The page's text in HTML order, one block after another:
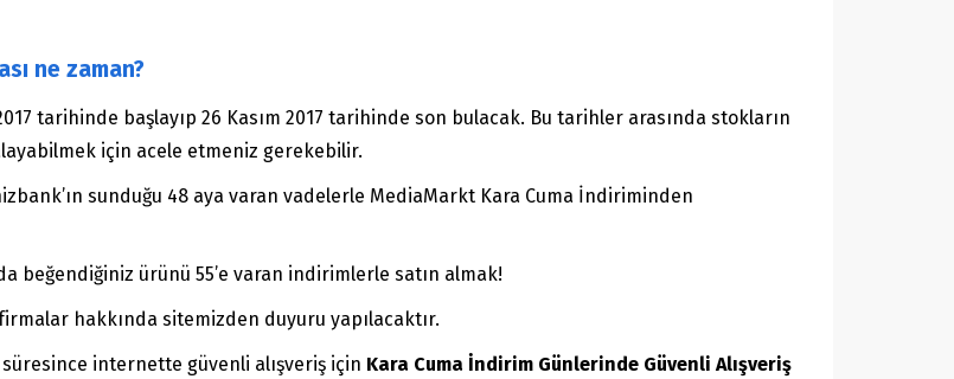
ne zaman?
tarihinde başlayıp 26 Kasım 2017 tarihinde son bulacak. Bu tarihler arasında stokların
için acele etmeniz gerekebilir.
sunduğu 48 aya varan vadelerle MediaMarkt Kara Cuma İndiriminden
beğendiğiniz ürünü 55’e varan indirimlerle satın almak!
hakkında sitemizden duyuru yapılacaktır.
süresince internette güvenli alışveriş için Kara Cuma İndirim Günlerinde Güvenli Alışveriş